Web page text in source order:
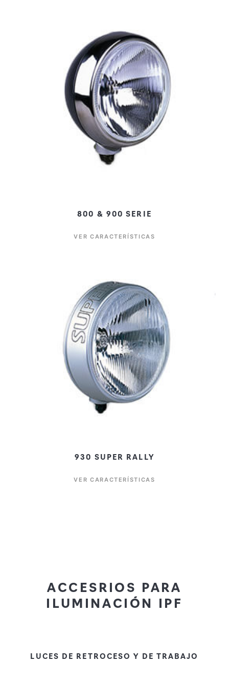
800 & 900 SERIE
VER CARACTERÍSTICAS
930 SUPER RALLY
VER CARACTERÍSTICAS
ACCESRIOS PARA
ILUMINACIÓN IPF
LUCES DE RETROCESO Y DE TRABAJO